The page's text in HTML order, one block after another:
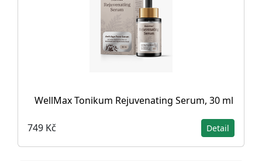
WellMax Tonikum Rejuvenating Serum, 30 ml
749 Kč Detail